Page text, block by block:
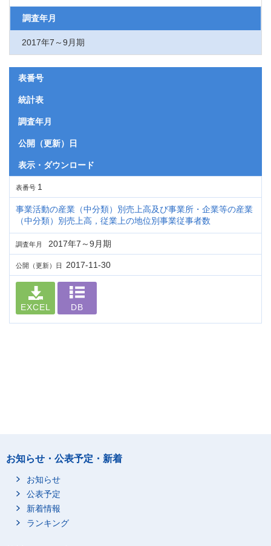
調査年月
2017年7～9月期
表番号
統計表
調査年月
公開（更新）日
表示・ダウンロード
表番号 1
事業活動の産業（中分類）別売上高及び事業所・企業等の産業
（中分類）別売上高，従業上の地位別事業従事者数
調査年月 2017年7～9月期
公開（更新）日 2017-11-30
EXCEL DB
お知らせ・公表予定・新着
お知らせ
公表予定
新着情報
ランキング